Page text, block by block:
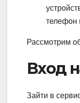
телефон
Рассмотрим
Вход
Зайти в